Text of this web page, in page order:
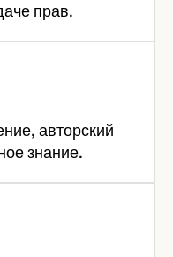
прав.
авторский
знание.